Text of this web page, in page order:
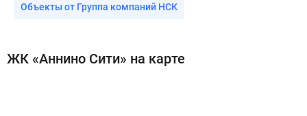
Объекты от Группа компаний НСК
ЖК «Аннино Сити» на карте